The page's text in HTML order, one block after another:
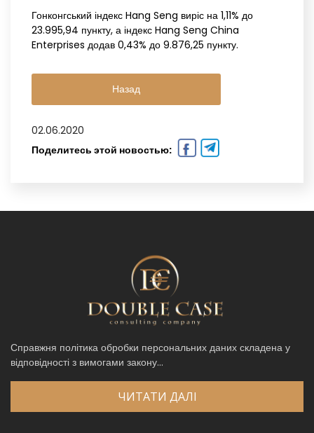
Гонконгський індекс Hang Seng виріс на 1,11% до
23.995,94 пункту, а індекс Hang Seng China
Enterprises додав 0,43% до 9.876,25 пункту.
Назад
02.06.2020
Поделитесь этой новостью:
Справжня політика обробки персональних даних складена у
відповідності з вимогами закону...
ЧИТАТИ ДАЛІ